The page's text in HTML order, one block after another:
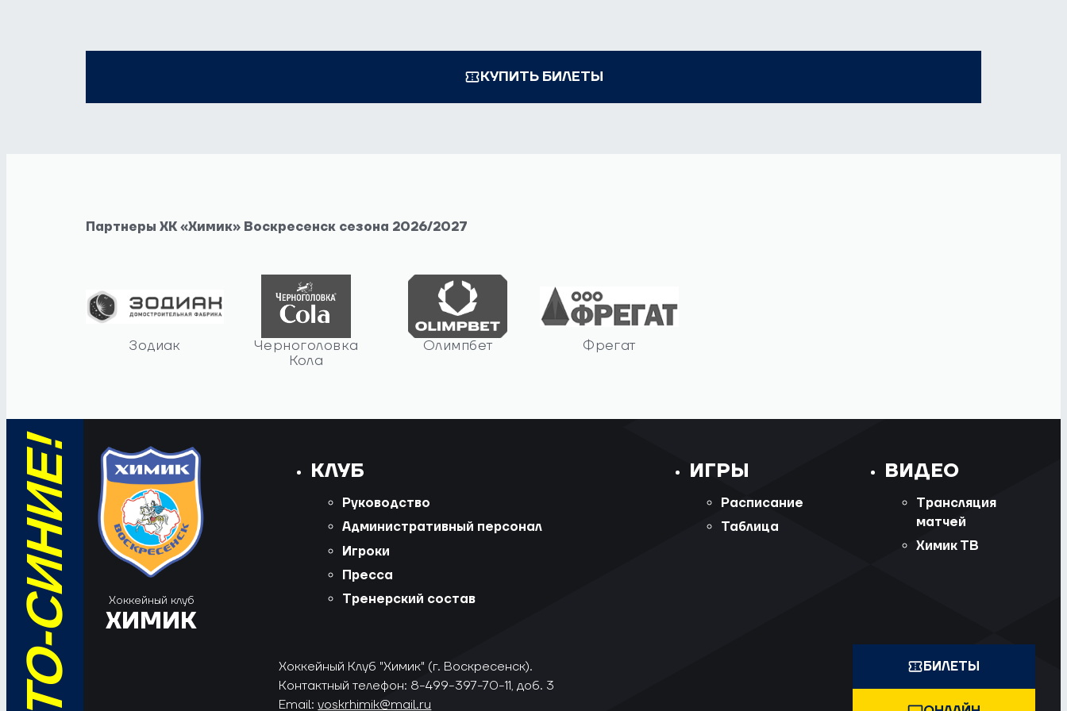
КУПИТЬ БИЛЕТЫ
Партнеры ХК «Химик» Воскресенск сезона 2026/2027
Зодиак
Черноголовка
Кола
Олимпбет Фрегат
Хоккейный клуб
ХИМИК
КЛУБ
Руководство
Административный персонал
Игроки
Пресса
Тренерский состав
ИГРЫ
Расписание
Таблица
ВИДЕО
Трансляция
матчей
Химик ТВ
Хоккейный Клуб "Химик" (г. Воскресенск).
Контактный телефон: 8-499-397-70-11, доб. 3
Email:voskrhimik@mail.ru
БИЛЕТЫ